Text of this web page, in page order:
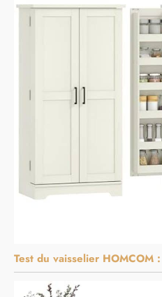
Test du vaisselier HOMCOM